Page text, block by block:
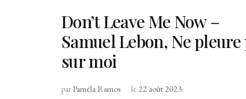
Don’t Leave Me Now –
Samuel Lebon, Ne pleure
sur moi
parPaméla Ramos le 22 août 2023